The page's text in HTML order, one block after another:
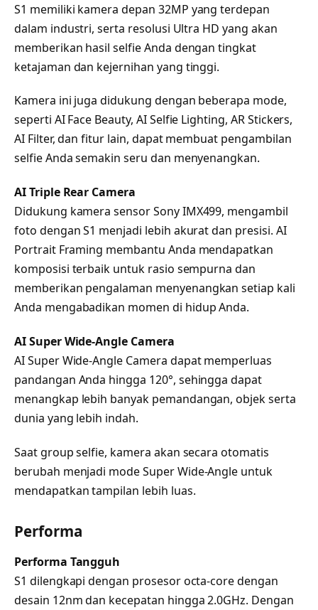
S1 memiliki kamera depan 32MP yang terdepan
dalam industri, serta resolusi Ultra HD yang akan
memberikan hasil selfie Anda dengan tingkat
ketajaman dan kejernihan yang tinggi.
Kamera ini juga didukung dengan beberapa mode,
seperti AI Face Beauty, AI Selfie Lighting, AR Stickers,
AI Filter, dan fitur lain, dapat membuat pengambilan
selfie Anda semakin seru dan menyenangkan.
AI Triple Rear Camera
Didukung kamera sensor Sony IMX499, mengambil
foto dengan S1 menjadi lebih akurat dan presisi. AI
Portrait Framing membantu Anda mendapatkan
komposisi terbaik untuk rasio sempurna dan
memberikan pengalaman menyenangkan setiap kali
Anda mengabadikan momen di hidup Anda.
AI Super Wide-Angle Camera
AI Super Wide-Angle Camera dapat memperluas
pandangan Anda hingga 120°, sehingga dapat
menangkap lebih banyak pemandangan, objek serta
dunia yang lebih indah.
Saat group selfie, kamera akan secara otomatis
berubah menjadi mode Super Wide-Angle untuk
mendapatkan tampilan lebih luas.
Performa
Performa Tangguh
S1 dilengkapi dengan prosesor octa-core dengan
desain 12nm dan kecepatan hingga 2.0GHz. Dengan